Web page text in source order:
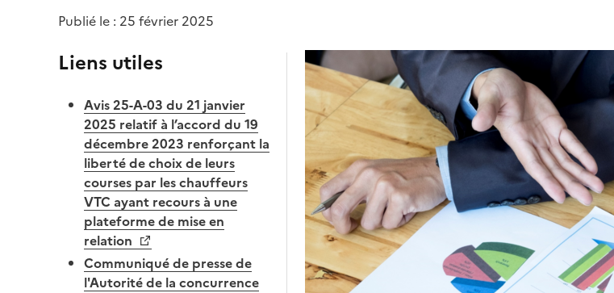
Publié le : 25 février 2025
Liens utiles
Avis 25-A-03 du 21 janvier
2025 relatif à l’accord du 19
décembre 2023 renforçant la
liberté de choix de leurs
courses par les chauffeurs
VTC ayant recours à une
plateforme de mise en
relation
Communiqué de presse de
l'Autorité de la concurrence